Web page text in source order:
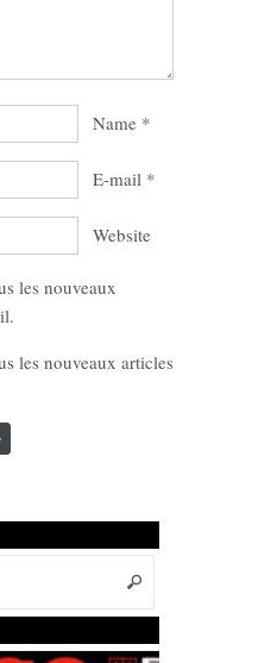
Name *
E-mail *
Website
les nouveaux
les nouveaux articles